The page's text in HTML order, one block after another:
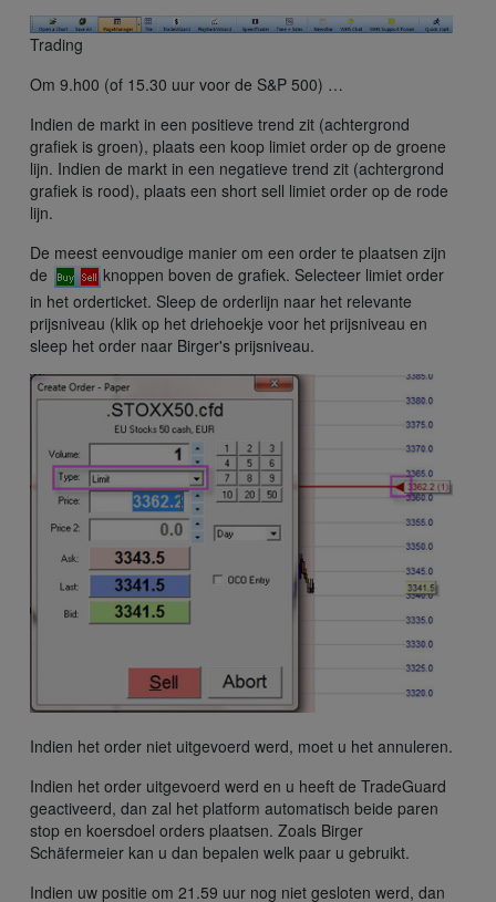
Trading
Om 9.h00 (of 15.30 uur voor de S&P 500) …
Indien de markt in een positieve trend zit (achtergrond
grafiek is groen), plaats een koop limiet order op de groene
lijn. Indien de markt in een negatieve trend zit (achtergrond
grafiek is rood), plaats een short sell limiet order op de rode
lijn.
De meest eenvoudige manier om een order te plaatsen zijn
de
knoppen boven de grafiek. Selecteer limiet order
in het orderticket. Sleep de orderlijn naar het relevante
prijsniveau (klik op het driehoekje voor het prijsniveau en
sleep het order naar Birger's prijsniveau.
Indien het order niet uitgevoerd werd, moet u het annuleren.
Indien het order uitgevoerd werd en u heeft de TradeGuard
geactiveerd, dan zal het platform automatisch beide paren
stop en koersdoel orders plaatsen. Zoals Birger
Schäfermeier kan u dan bepalen welk paar u gebruikt.
Indien uw positie om 21.59 uur nog niet gesloten werd, dan